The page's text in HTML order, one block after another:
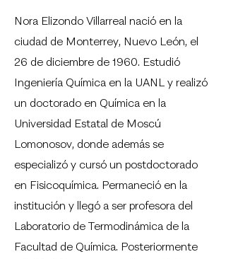
Nora Elizondo Villarreal nació en la
ciudad de Monterrey, Nuevo León, el
26 de diciembre de 1960. Estudió
Ingeniería Química en la UANL y realizó
un doctorado en Química en la
Universidad Estatal de Moscú
Lomonosov, donde además se
especializó y cursó un postdoctorado
en Fisicoquímica. Permaneció en la
institución y llegó a ser profesora del
Laboratorio de Termodinámica de la
Facultad de Química. Posteriormente